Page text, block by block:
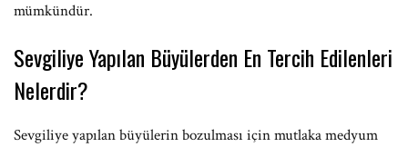
mümkündür.
Sevgiliye Yapılan Büyülerden En Tercih Edilenleri
Nelerdir?
Sevgiliye yapılan büyülerin bozulması için mutlaka medyum